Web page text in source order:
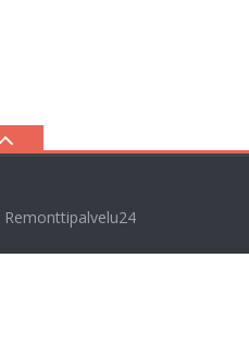
Remonttipalvelu24